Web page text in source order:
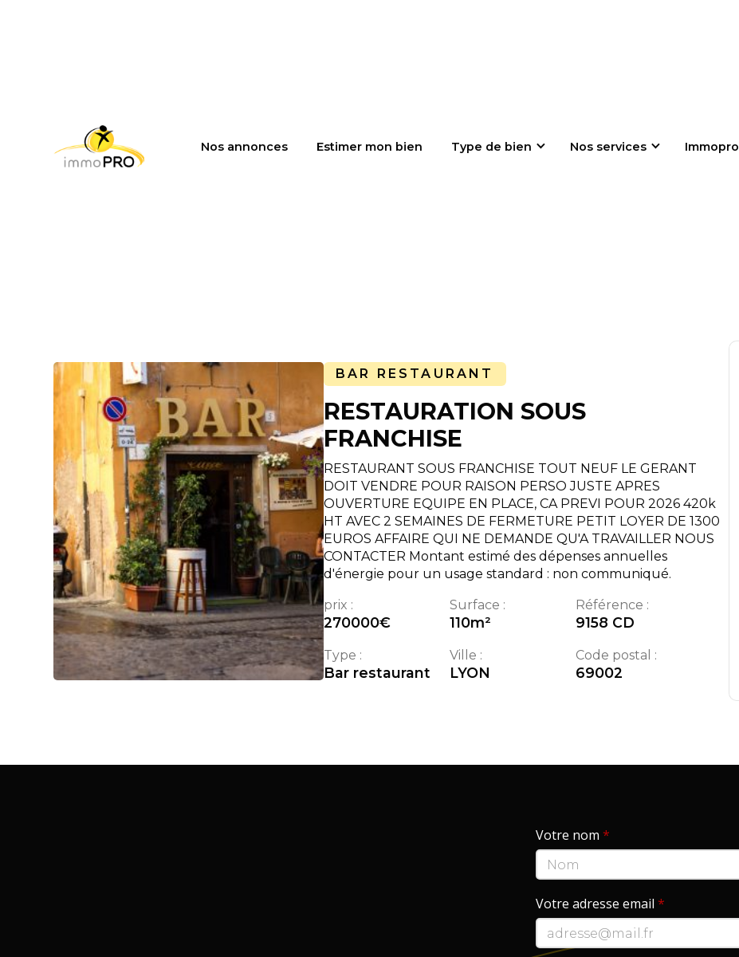
Nos annonces Estimer mon bien Type de bien Nos services Immopro
BAR RESTAURANT
RESTAURATION SOUS
FRANCHISE
RESTAURANT SOUS FRANCHISE TOUT NEUF LE GERANT
DOIT VENDRE POUR RAISON PERSO JUSTE APRES
OUVERTURE EQUIPE EN PLACE, CA PREVI POUR 2026 420k
HT AVEC 2 SEMAINES DE FERMETURE PETIT LOYER DE 1300
EUROS AFFAIRE QUI NE DEMANDE QU'A TRAVAILLER NOUS
CONTACTER Montant estimé des dépenses annuelles
d'énergie pour un usage standard : non communiqué.
prix :
270000€
Surface :
110m²
Référence :
9158 CD
Type :
Bar restaurant
Ville :
LYON
Code postal :
69002
Votre nom *
Votre adresse email *